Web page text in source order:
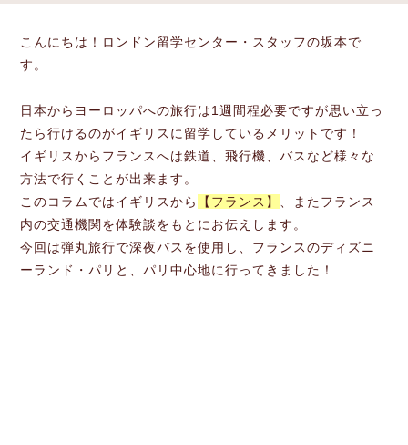
こんにちは！ロンドン留学センター・スタッフの坂本で
す。
日本からヨーロッパへの旅行は1週間程必要ですが思い立っ
たら行けるのがイギリスに留学しているメリットです！
イギリスからフランスへは鉄道、飛行機、バスなど様々な
方法で行くことが出来ます。
このコラムではイギリスから
【フランス】
、またフランス
内の交通機関を体験談をもとにお伝えします。
今回は弾丸旅行で深夜バスを使用し、フランスのディズニ
ーランド・パリと、パリ中心地に行ってきました！